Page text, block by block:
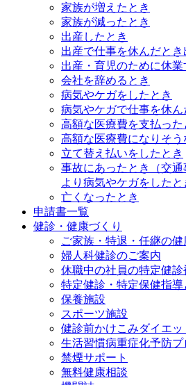
家族が増えたとき
家族が減ったとき
出産したとき
出産で仕事を休んだとき
出産・育児のために休業
会社を辞めるとき
病気やケガをしたとき
病気やケガで仕事を休ん
高額な医療費を支払った
高額な医療費になりそう
立て替え払いをしたとき
事故にあったとき（交
より病気やケガをしたと
亡くなったとき
申請書一覧
健診・健康づくり
ご家族・特退・任継の
婦人科健診のご案内
休職中の社員の特定健
特定健診・特定保健指導
保養施設
スポーツ施設
健診前かけこみダイエッ
生活習慣病重症化予防プ
禁煙サポート
無料健康相談